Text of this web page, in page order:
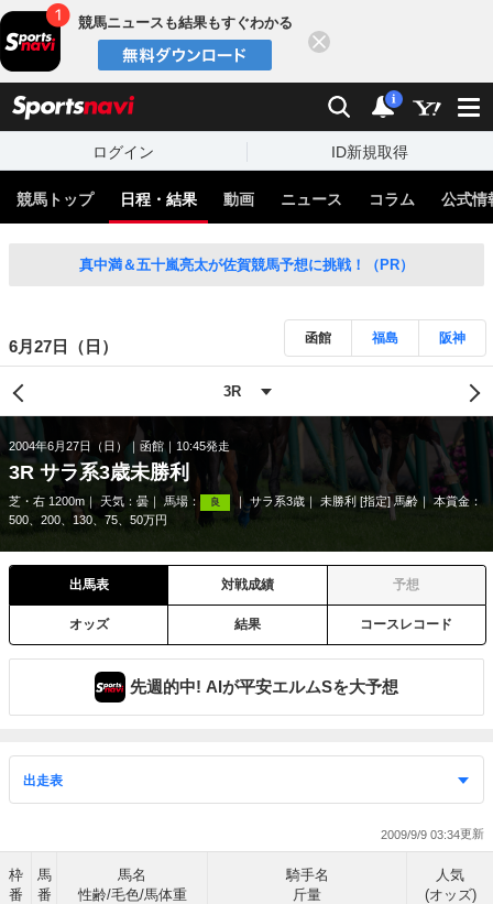
競馬ニュースも結果もすぐわかる
検索 通知
i
ログイン ID新規取得
競馬トップ 日程・結果 動画 ニュース コラム 公式情
真中満＆五十嵐亮太が佐賀競馬予想に挑戦！（PR）
6月27日（日） 函館 福島 阪神
2004年6月27日（日） 函館 10:45発走
3R サラ系3歳未勝利
芝・右 1200m 天気： 曇 馬場： 良 サラ系3歳 未勝利 [指定] 馬齢
本賞金：
500、200、130、75、50万円
出馬表 対戦成績 予想
オッズ 結果 コースレコード
先週的中! AIが平安エルムSを大予想
2009/9/9 03:34
枠
番
馬
番
馬名
性齢/毛色/馬体重
騎手名
斤量
人気
(オッズ)